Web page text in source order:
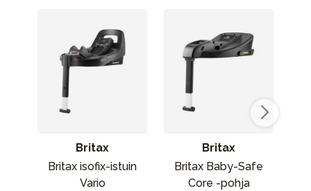
Britax
Britax isofix-istuin
Vario
Britax
Britax Baby-Safe
Core -pohja